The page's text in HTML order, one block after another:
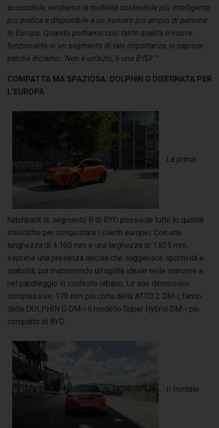
accessibile, rendiamo la mobilità sostenibile più intelligente,
più pratica e disponibile a un numero più ampio di persone
in Europa. Quando portiamo così tante qualità e nuove
funzionalità in un segmento di tale importanza, si capisce
perché diciamo: ‘Non è un’auto, è una BYD!’.”
COMPATTA MA SPAZIOSA: DOLPHIN G DISEGNATA PER
L’EUROPA
La prima
hatchback di segmento B di BYD possiede tutte le qualità
stilistiche per conquistare i clienti europei. Con una
lunghezza di 4.160 mm e una larghezza di 1.825 mm,
esprime una presenza decisa che suggerisce sportività e
stabilità, pur mantenendo un’agilità ideale nelle manovre e
nel parcheggio in contesto urbano. Le sue dimensioni
complessive, 170 mm più corta della ATTO 2 DM-i, fanno
della DOLPHIN G DM-i il modello Super Hybrid DM-i più
compatto di BYD.
Il frontale